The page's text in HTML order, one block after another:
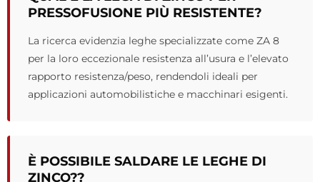
PRESSOFUSIONE PIÙ RESISTENTE?
La ricerca evidenzia leghe specializzate come ZA 8
per la loro eccezionale resistenza all’usura e l’elevato
rapporto resistenza/peso, rendendoli ideali per
applicazioni automobilistiche e macchinari esigenti.
È POSSIBILE SALDARE LE LEGHE DI
ZINCO??